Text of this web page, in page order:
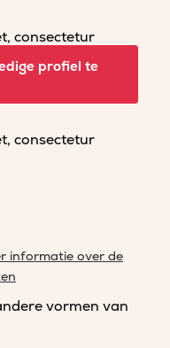
consectetur
consectetur
consectetur
profiel te
informatie over de
vormen van